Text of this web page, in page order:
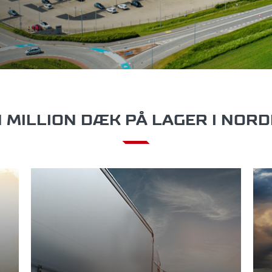
MILLION DÆK PÅ LAGER I